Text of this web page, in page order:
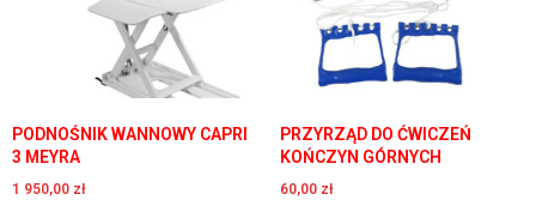
PODNOŚNIK WANNOWY CAPRI
3 MEYRA
1 950,00 zł
PRZYRZĄD DO ĆWICZEŃ
KOŃCZYN GÓRNYCH
60,00 zł